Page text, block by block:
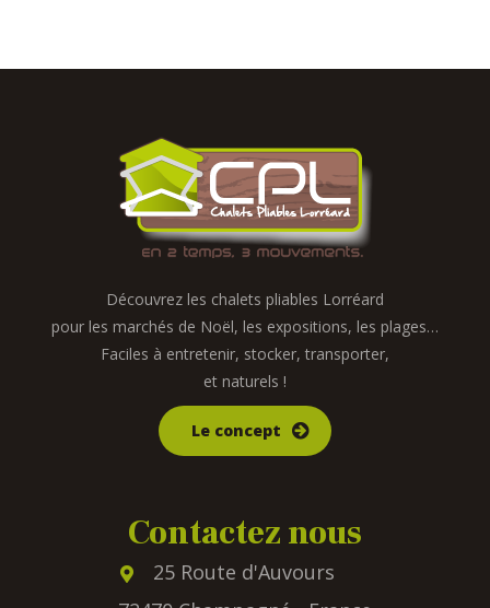
Découvrez les chalets pliables Lorréard
pour les marchés de Noël, les expositions, les plages…
Faciles à entretenir, stocker, transporter,
et naturels !
Le concept
Contactez nous
25 Route d'Auvours